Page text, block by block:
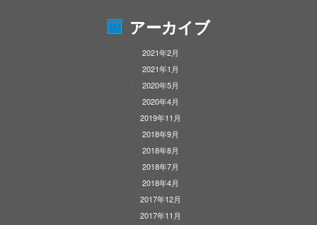
アーカイブ
2021年2月
2021年1月
2020年5月
2020年4月
2019年11月
2018年9月
2018年8月
2018年7月
2018年4月
2017年12月
2017年11月